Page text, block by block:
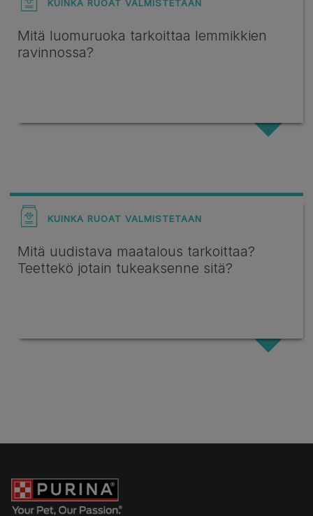
KUINKA RUOAT VALMISTETAAN
Mitä luomuruoka tarkoittaa lemmikkien
ravinnossa?
KUINKA RUOAT VALMISTETAAN
Mitä uudistava maatalous tarkoittaa?
Teettekö jotain tukeaksenne sitä?